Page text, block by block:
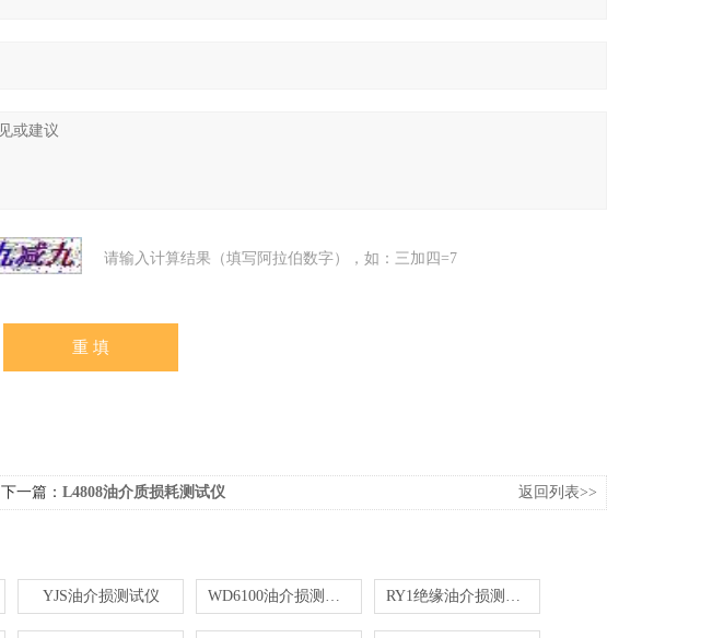
请输入计算结果（填写阿拉伯数字），如：三加四=7
下一篇： L4808油介质损耗测试仪 返回列表>>
YJS油介损测试仪 WD6100油介损测试仪 RY1绝缘油介损测试仪